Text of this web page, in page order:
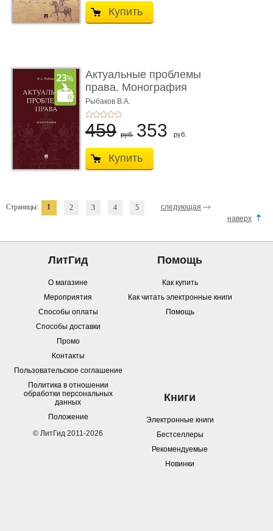
Купить
Актуальные проблемы
права. Монография
Рыбаков В.А.
459 руб. 353 руб.
Купить
Страницы: 1 2 3 4 5
следующая
наверх
ЛитГид
О магазине
Мероприятия
Способы оплаты
Способы доставки
Промо
Контакты
Пользовательское соглашение
Политика в отношении
обработки персональных
данных
Положение
© ЛитГид 2011-2026
Помощь
Как купить
Как читать электронные книги
Помощь
Книги
Электронные книги
Бестселлеры
Рекомендуемые
Новинки